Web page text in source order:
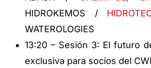
HIDROKEMOS /
WATEROLOGIES
13:20 – Sesión 3: El futuro
exclusiva para socios del